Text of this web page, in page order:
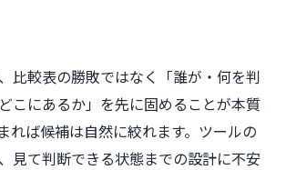
比較表の勝敗ではなく「誰が・何を判
こにあるか」を先に固めることが本質
れば候補は自然に絞れます。ツールの
見て判断できる状態までの設計に不安